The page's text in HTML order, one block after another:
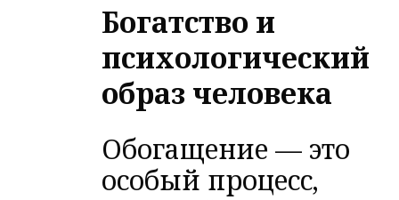
Богатство и
психологический
образ человека
Обогащение — это
особый процесс,